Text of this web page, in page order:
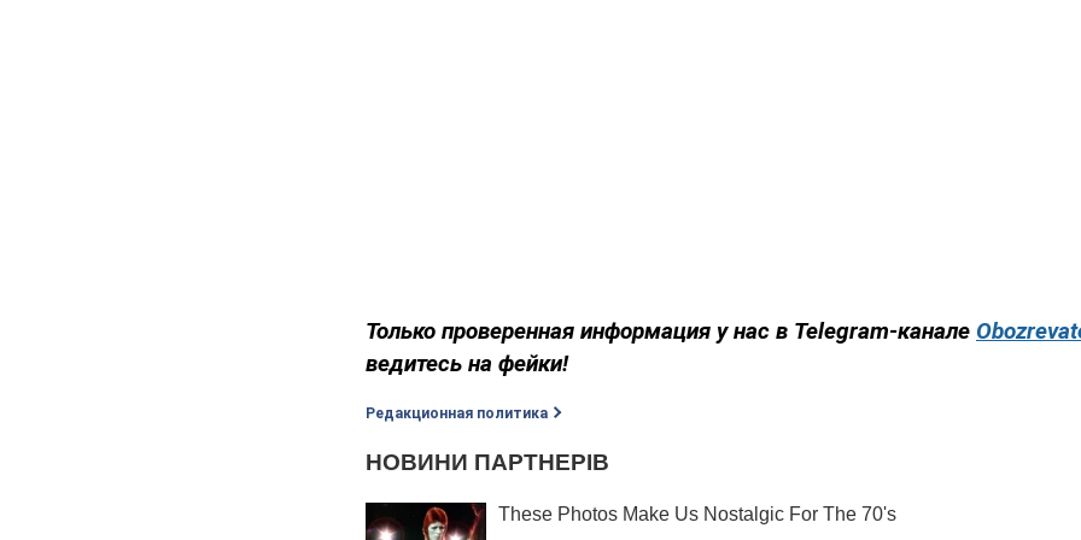
Только проверенная информация у нас в Telegram-канале
ведитесь на фейки!​​​​​​​
Редакционная политика